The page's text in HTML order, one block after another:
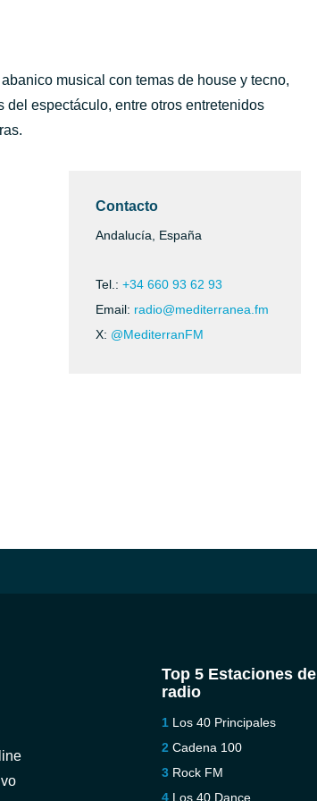
musical con temas de house y tecno,
espectáculo, entre otros entretenidos
Contacto
Andalucía, España
Tel.: +34 660 93 62 93
Email: radio@mediterranea.fm
X: @MediterranFM
Top 5 Estaciones de
radio
Los 40 Principales
Cadena 100
Rock FM
Los 40 Dance